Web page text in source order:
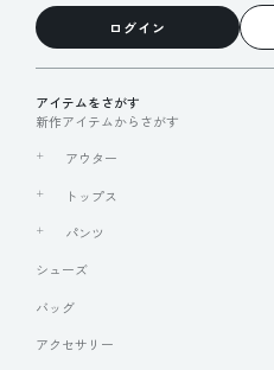
ログイン
アイテムをさがす
新作アイテムからさがす
アウター
トップス
パンツ
シューズ
バッグ
アクセサリー